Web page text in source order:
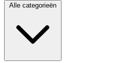
Alle categorieën